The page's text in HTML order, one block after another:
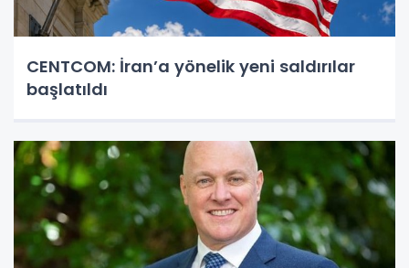
CENTCOM: İran’a yönelik yeni saldırılar
başlatıldı